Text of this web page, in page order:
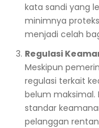
kata sandi yang
minimnya
menjadi celah
Regulasi
Meskipun
regulasi terkait
belum maksimal.
standar
pelanggan